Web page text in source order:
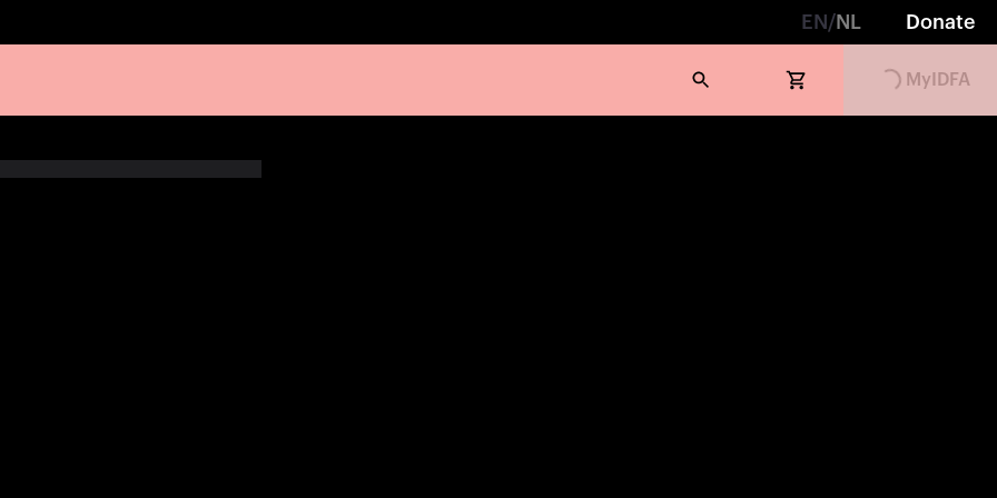
EN /NL Donate
Loading...
MyIDFA